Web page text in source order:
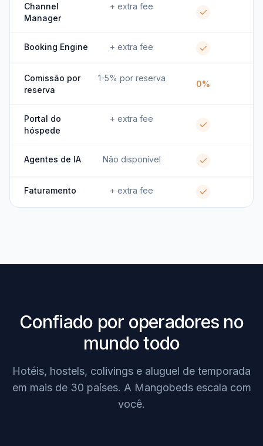
Channel
Manager
+ extra fee
Booking Engine + extra fee
Comissão por
reserva
1-5% por reserva
0%
Portal do
hóspede
+ extra fee
Agentes de IA Não disponível
Faturamento + extra fee
Confiado por operadores no
mundo todo
Hotéis, hostels, colivings e aluguel de temporada
em mais de 30 países. A Mangobeds escala com
você.